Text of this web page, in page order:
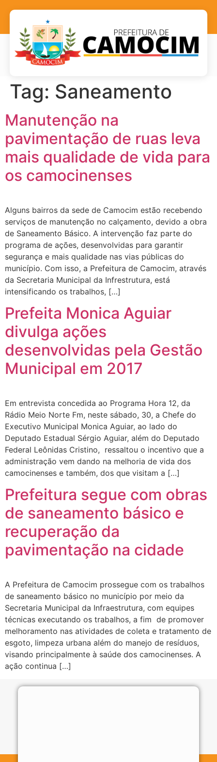
Tag: Saneamento
Manutenção na
pavimentação de ruas leva
mais qualidade de vida para
os camocinenses
Alguns bairros da sede de Camocim estão recebendo
serviços de manutenção no calçamento, devido a obra
de Saneamento Básico. A intervenção faz parte do
programa de ações, desenvolvidas para garantir
segurança e mais qualidade nas vias públicas do
município. Com isso, a Prefeitura de Camocim, através
da Secretaria Municipal da Infrestrutura, está
intensificando os trabalhos, […]
Prefeita Monica Aguiar
divulga ações
desenvolvidas pela Gestão
Municipal em 2017
Em entrevista concedida ao Programa Hora 12, da
Rádio Meio Norte Fm, neste sábado, 30, a Chefe do
Executivo Municipal Monica Aguiar, ao lado do
Deputado Estadual Sérgio Aguiar, além do Deputado
Federal Leônidas Cristino, ressaltou o incentivo que a
administração vem dando na melhoria de vida dos
camocinenses e também, dos que visitam a […]
Prefeitura segue com obras
de saneamento básico e
recuperação da
pavimentação na cidade
A Prefeitura de Camocim prossegue com os trabalhos
de saneamento básico no município por meio da
Secretaria Municipal da Infraestrutura, com equipes
técnicas executando os trabalhos, a fim de promover
melhoramento nas atividades de coleta e tratamento de
esgoto, limpeza urbana além do manejo de resíduos,
visando principalmente à saúde dos camocinenses. A
ação continua […]